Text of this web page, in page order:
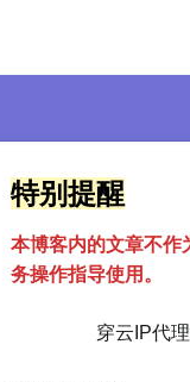
特别提醒
本博客内的文章不作
务操作指导使用。
穿云IP代